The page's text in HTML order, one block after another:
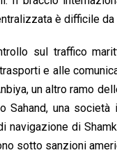
è difficile da
sul traffico
e alle
un altro ramo
una società
navigazione di
sotto sanzioni